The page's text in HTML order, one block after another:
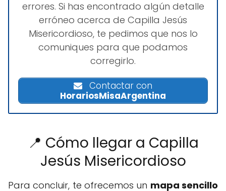
errores. Si has encontrado algún detalle
erróneo acerca de Capilla Jesús
Misericordioso, te pedimos que nos lo
comuniques para que podamos
corregirlo.
Contactar con
HorariosMisaArgentina
📍 Cómo llegar a Capilla
Jesús Misericordioso
Para concluir, te ofrecemos un mapa sencillo